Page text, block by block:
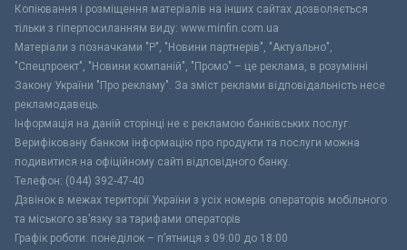
Копіювання і розміщення матеріалів на інших сайтах дозволяється
тільки з гіперпосиланням виду: www.minfin.com.ua
Матеріали з позначками "Р", "Новини партнерів", "Актуально",
"Спецпроект", "Новини компаній", "Промо" – це реклама, в розумінні
Закону України "Про рекламу". За зміст реклами відповідальність несе
рекламодавець.
Інформація на даній сторінці не є рекламою банківських послуг.
Верифіковану банком інформацію про продукти та послуги можна
подивитися на офіційному сайті відповідного банку.
Телефон: (044) 392-47-40
Дзвінок в межах території України з усіх номерів операторів мобільного
та міського зв’язку за тарифами операторів
Графік роботи: понеділок – п’ятниця з 09:00 до 18:00